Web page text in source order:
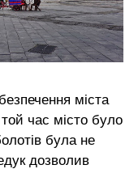
міста
час місто було
була не
дозволив